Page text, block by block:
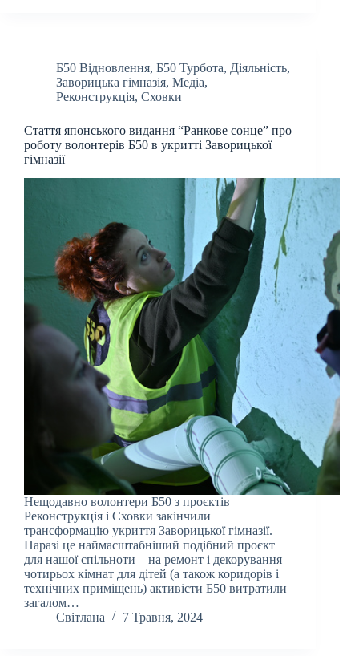
Б50 Відновлення, Б50 Турбота, Діяльність,
Заворицька гімназія, Медіа,
Реконструкція, Сховки
Стаття японського видання “Ранкове сонце” про
роботу волонтерів Б50 в укритті Заворицької
гімназії
Нещодавно волонтери Б50 з проєктів
Реконструкція і Сховки закінчили
трансформацію укриття Заворицької гімназії.
Наразі це наймасштабніший подібний проєкт
для нашої спільноти – на ремонт і декорування
чотирьох кімнат для дітей (а також коридорів і
технічних приміщень) активісти Б50 витратили
загалом…
Світлана
7 Травня, 2024